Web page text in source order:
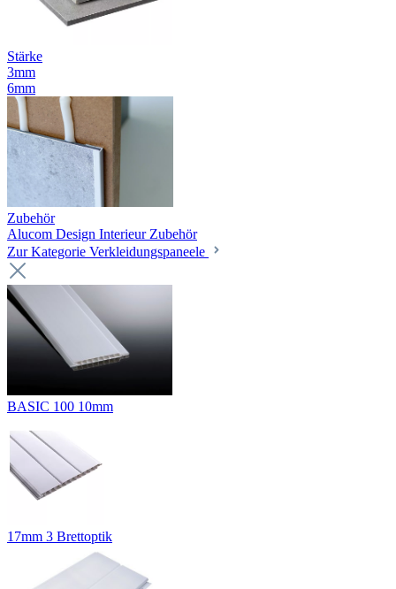
Stärke
3mm
6mm
Zubehör
Alucom Design Interieur Zubehör
Zur Kategorie Verkleidungspaneele
BASIC 100 10mm
17mm 3 Brettoptik